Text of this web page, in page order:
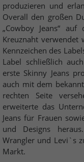
produzieren und
Overall den großen
„Cowboy Jeans“
Kreuznaht verwendet
Kennzeichen des
Label schließlich
erste Skinny Jeans
auch mit dem
rechten Seite
erweiterte das
Jeans für Frauen
und Designs
Wrangler und Levi`s
Markt.